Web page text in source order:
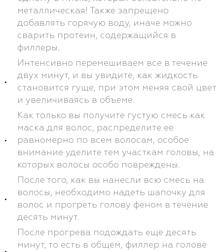
металлическая! Также запрещено
добавлять горячую воду, иначе можно
сварить протеин, содержащийся в
филлеры.
Интенсивно перемешиваем все в течение
двух минут, и вы увидите, как жидкость
становится гуще, при этом меняя свой цвет
и увеличиваясь в объеме.
Как только вы получите густую смесь как
маска для волос, распределите ее
равномерно по всем волосам, особое
внимание уделите тем участкам головы, на
которых волосы особо повреждены.
После того, как вы нанесли всю смесь на
волосы, необходимо надеть шапочку для
волос и прогреть голову феном в течение
десять минут.
После прогрева подождать еще десять
минут, то есть в общем, филлер на голове